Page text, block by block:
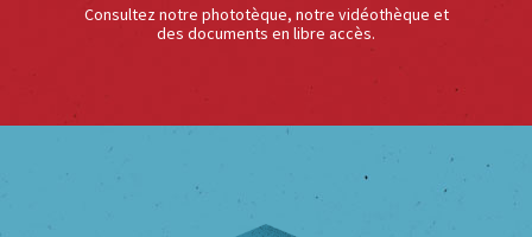
Consultez notre phototèque, notre vidéothèque et
des documents en libre accès.